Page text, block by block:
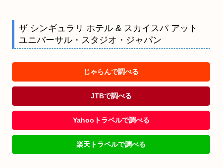
ザ シンギュラリ ホテル & スカイスパ アット
ユニバーサル・スタジオ・ジャパン
じゃらんで調べる
JTBで調べる
Yahooトラベルで調べる
楽天トラベルで調べる